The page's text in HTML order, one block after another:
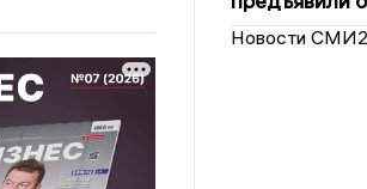
Новости СМИ2